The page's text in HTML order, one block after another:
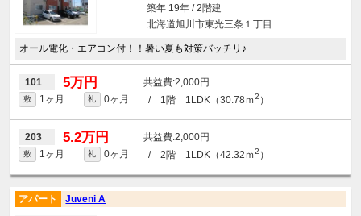
築年 19年 / 2階建
北海道旭川市東光三条１丁目
オール電化・エアコン付！！暑い夏も対策バッチリ♪
101 5万円 2,000円
敷 1ヶ月 礼 0ヶ月 / 1階 1LDK（30.78ｍ2 ）
203 5.2万円 2,000円
敷 1ヶ月 礼 0ヶ月 / 2階 1LDK（42.32ｍ2 ）
アパート Juveni A